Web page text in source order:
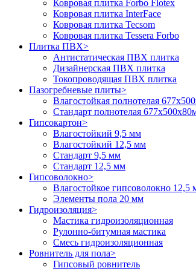
Ковровая плитка Forbo Flotex
Ковровая плитка InterFace
Ковровая плитка Tecsom
Ковровая плитка Tessera Forbo
Плитка ПВХ>
Антистатическая ПВХ плитка
Дизайнерская ПВХ плитка
Токопроводящая ПВХ плитка
Пазогребневые плиты>
Влагостойкая полнотелая
Стандарт полнотелая
Гипсокартон>
Влагостойкий 9,5 мм
Влагостойкий 12,5 мм
Стандарт 9,5 мм
Стандарт 12,5 мм
Гипсоволокно>
Влагостойкое гипсоволокно 12,5
Элементы пола 20 мм
Гидроизоляция>
Мастика гидроизоляционная
Рулонно-битумная мастика
Смесь гидроизоляционная
Ровнитель для пола>
Гипсовый ровнитель